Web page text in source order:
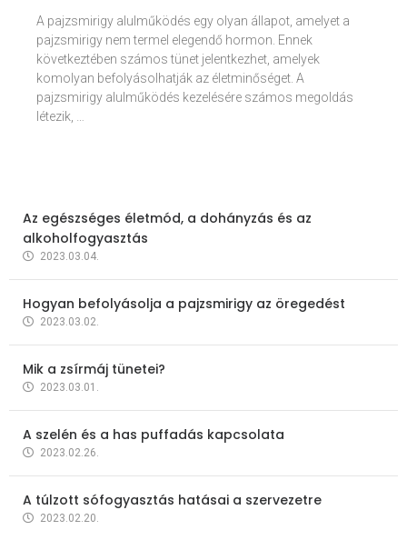
A pajzsmirigy alulműködés egy olyan állapot, amelyet a
pajzsmirigy nem termel elegendő hormon. Ennek
következtében számos tünet jelentkezhet, amelyek
komolyan befolyásolhatják az életminőséget. A
pajzsmirigy alulműködés kezelésére számos megoldás
létezik, …
Az egészséges életmód, a dohányzás és az
alkoholfogyasztás
2023.03.04.
Hogyan befolyásolja a pajzsmirigy az öregedést
2023.03.02.
Mik a zsírmáj tünetei?
2023.03.01.
A szelén és a has puffadás kapcsolata
2023.02.26.
A túlzott sófogyasztás hatásai a szervezetre
2023.02.20.